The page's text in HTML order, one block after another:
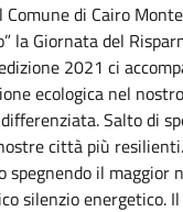
Comune di Cairo
la Giornata del
2021 ci
ecologica nel
Salto di
città più
spegnendo il
silenzio energetico.